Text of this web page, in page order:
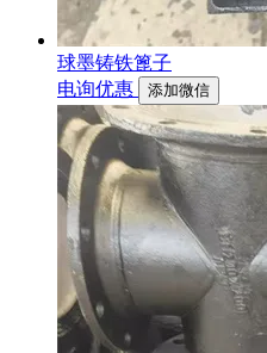
球墨铸铁篦子
电询优惠
添加微信